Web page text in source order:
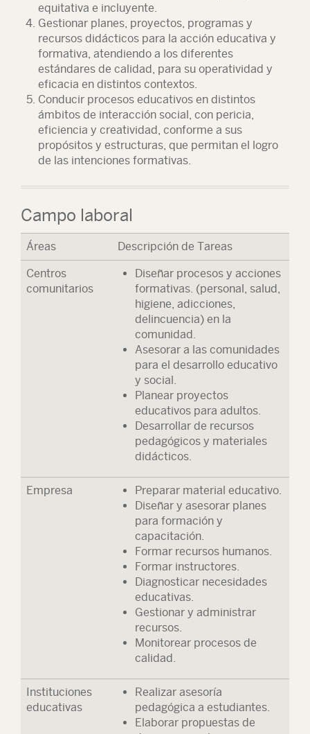
equitativa e incluyente.
Gestionar planes, proyectos, programas y
recursos didácticos para la acción educativa y
formativa, atendiendo a los diferentes
estándares de calidad, para su operatividad y
eficacia en distintos contextos.
Conducir procesos educativos en distintos
ámbitos de interacción social, con pericia,
eficiencia y creatividad, conforme a sus
propósitos y estructuras, que permitan el logro
de las intenciones formativas.
Campo laboral
Áreas Descripción de Tareas
Centros
comunitarios
Diseñar procesos y acciones
formativas. (personal, salud,
higiene, adicciones,
delincuencia) en la
comunidad.
Asesorar a las comunidades
para el desarrollo educativo
y social.
Planear proyectos
educativos para adultos.
Desarrollar de recursos
pedagógicos y materiales
didácticos.
Empresa
Preparar material educativo.
Diseñar y asesorar planes
para formación y
capacitación.
Formar recursos humanos.
Formar instructores.
Diagnosticar necesidades
educativas.
Gestionar y administrar
recursos.
Monitorear procesos de
calidad.
Instituciones
educativas
Realizar asesoría
pedagógica a estudiantes.
Elaborar propuestas de